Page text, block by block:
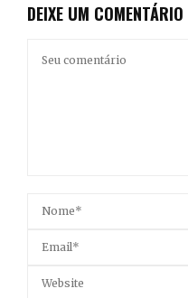
DEIXE UM COMENTÁRIO